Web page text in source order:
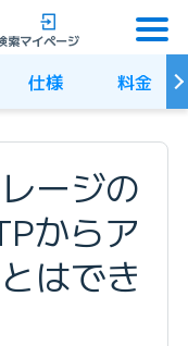
索マイページ
仕様 料金
ージの
からア
はでき